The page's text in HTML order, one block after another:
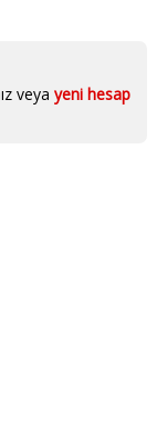
veya yeni hesap